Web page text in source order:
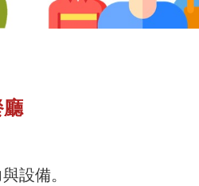
廳
設備。